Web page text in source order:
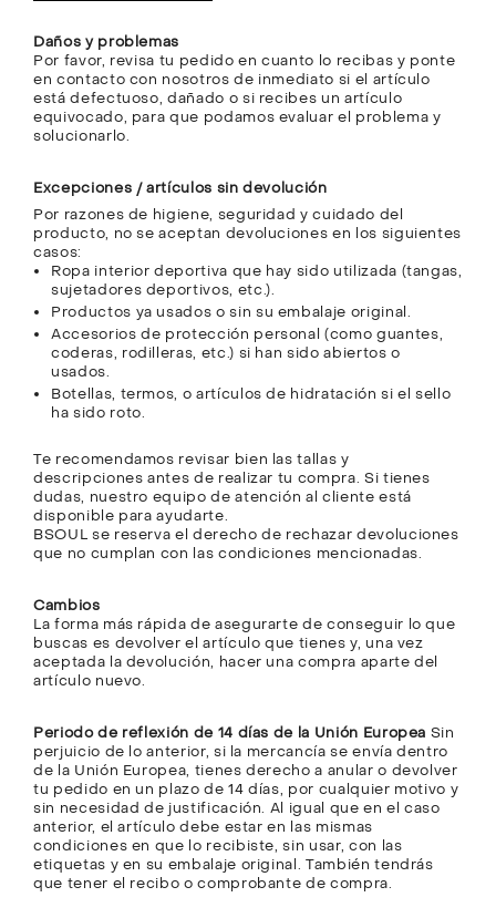
Daños y problemas
Por favor, revisa tu pedido en cuanto lo recibas y ponte
en contacto con nosotros de inmediato si el artículo
está defectuoso, dañado o si recibes un artículo
equivocado, para que podamos evaluar el problema y
solucionarlo.
Excepciones / artículos sin devolución
Por razones de higiene, seguridad y cuidado del
producto, no se aceptan devoluciones en los siguientes
casos:
Ropa interior deportiva que hay sido utilizada (tangas,
sujetadores deportivos, etc.).
Productos ya usados o sin su embalaje original.
Accesorios de protección personal (como guantes,
coderas, rodilleras, etc.) si han sido abiertos o
usados.
Botellas, termos, o artículos de hidratación si el sello
ha sido roto.
Te recomendamos revisar bien las tallas y
descripciones antes de realizar tu compra. Si tienes
dudas, nuestro equipo de atención al cliente está
disponible para ayudarte.
BSOUL se reserva el derecho de rechazar devoluciones
que no cumplan con las condiciones mencionadas.
Cambios
La forma más rápida de asegurarte de conseguir lo que
buscas es devolver el artículo que tienes y, una vez
aceptada la devolución, hacer una compra aparte del
artículo nuevo.
Periodo de reflexión de 14 días de la Unión Europea Sin
perjuicio de lo anterior, si la mercancía se envía dentro
de la Unión Europea, tienes derecho a anular o devolver
tu pedido en un plazo de 14 días, por cualquier motivo y
sin necesidad de justificación. Al igual que en el caso
anterior, el artículo debe estar en las mismas
condiciones en que lo recibiste, sin usar, con las
etiquetas y en su embalaje original. También tendrás
que tener el recibo o comprobante de compra.